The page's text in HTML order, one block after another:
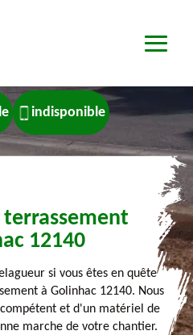
indisponible
terrassement
12140
si vous êtes en quête
à Golinhac 12140. Nous
et d'un matériel de
marche de votre chantier.